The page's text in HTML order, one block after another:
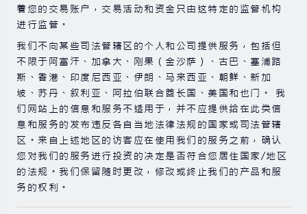
着您的交易账户，交易活动和资金只由这特定的监管机构
进行监管。
我们不向某些司法管辖区的个人和公司提供服务，包括但
不限于阿富汗、加拿大、刚果（金沙萨）、古巴、塞浦路
斯、香港、印度尼西亚、伊朗、马来西亚、朝鲜、新加
坡、苏丹、叙利亚、阿拉伯联合酋长国、美国和也门。 我
们网站上的信息和服务不适用于，并不应提供给在此类信
息和服务的发布违反各自当地法律法规的国家或司法管辖
区。来自上述地区的访客应在使用我们的服务之前，确认
您对我们的服务进行投资的决定是否符合您居住国家/地区
的法规。我们保留随时更改，修改或终止我们的产品和服
务的权利。